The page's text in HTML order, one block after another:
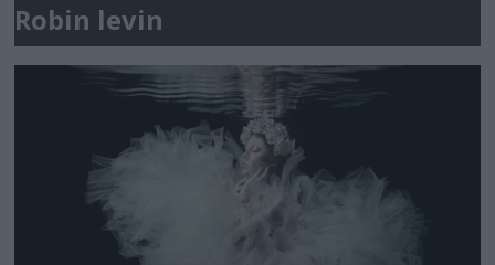
Robin levin